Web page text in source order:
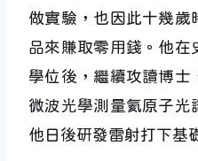
做實驗，也因此十幾歲
品來賺取零用錢。他在
學位後，繼續攻讀博士
微波光學測量氦原子光
他日後研發雷射打下基